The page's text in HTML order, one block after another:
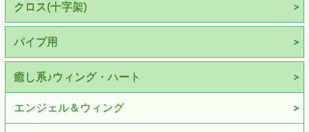
クロス(十字架)
パイプ用
癒し系♪ウィング・ハート
エンジェル＆ウィング